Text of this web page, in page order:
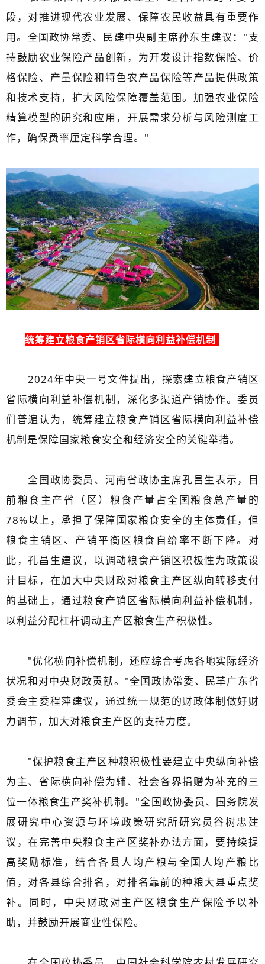
段，对推进现代农业发展、保障农民收益具有重要作
用。全国政协常委、民建中央副主席孙东生建议："支
持鼓励农业保险产品创新，为开发设计指数保险、价
格保险、产量保险和特色农产品保险等产品提供政策
和技术支持，扩大风险保障覆盖范围。加强农业保险
精算模型的研究和应用，开展需求分析与风险测度工
作，确保费率厘定科学合理。"
统筹建立粮食产销区省际横向利益补偿机制
2024年中央一号文件提出，探索建立粮食产销区
省际横向利益补偿机制，深化多渠道产销协作。委员
们普遍认为，统筹建立粮食产销区省际横向利益补偿
机制是保障国家粮食安全和经济安全的关键举措。
全国政协委员、河南省政协主席孔昌生表示，目
前粮食主产省（区）粮食产量占全国粮食总产量的
78%以上，承担了保障国家粮食安全的主体责任，但
粮食主销区、产销平衡区粮食自给率不断下降。对
此，孔昌生建议，以调动粮食产销区积极性为政策设
计目标，在加大中央财政对粮食主产区纵向转移支付
的基础上，通过粮食产销区省际横向利益补偿机制，
以利益分配杠杆调动主产区粮食生产积极性。
"优化横向补偿机制，还应综合考虑各地实际经济
状况和对中央财政贡献。"全国政协常委、民革广东省
委会主委程萍建议，通过统一规范的财政体制做好财
力调节，加大对粮食主产区的支持力度。
"保护粮食主产区种粮积极性要建立中央纵向补偿
为主、省际横向补偿为辅、社会各界捐赠为补充的三
位一体粮食生产奖补机制。"全国政协委员、国务院发
展研究中心资源与环境政策研究所研究员谷树忠建
议，在完善中央粮食主产区奖补办法方面，要持续提
高奖励标准，结合各县人均产粮与全国人均产粮比
值，对各县综合排名，对排名靠前的种粮大县重点奖
补。同时，中央财政对主产区粮食生产保险予以补
助，并鼓励开展商业性保险。